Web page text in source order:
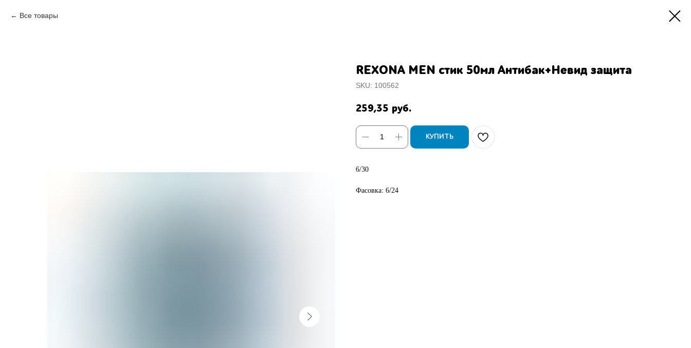
Все товары
REXONA MEN стик 50мл Антибак+Невид защита
SKU: 100562
259,35 руб.
КУПИТЬ
6/30
Фасовка: 6/24